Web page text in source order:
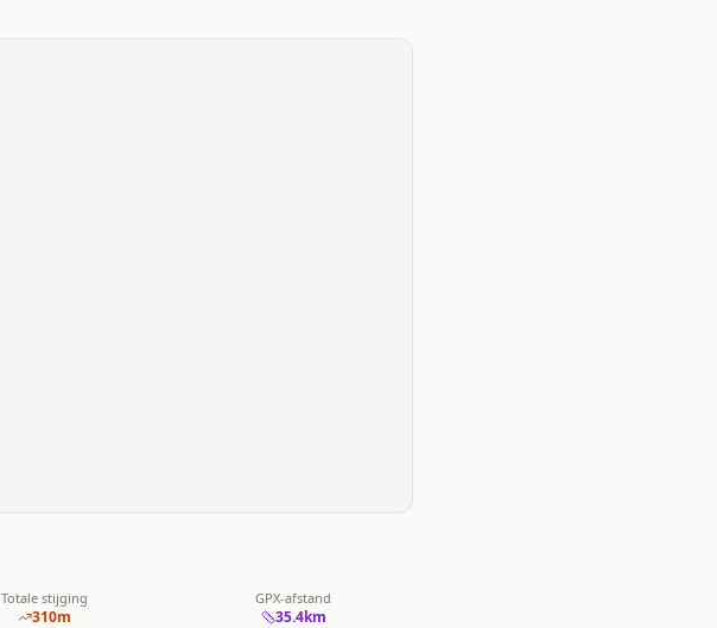
Totale stijging
310m
GPX-afstand
35.4km